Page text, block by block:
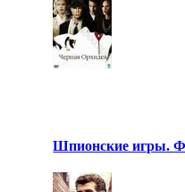
Шпионские игры.